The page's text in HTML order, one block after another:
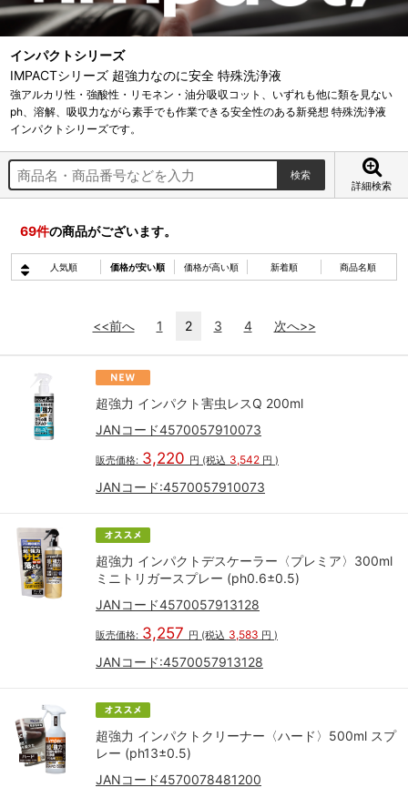
インパクトシリーズ
IMPACTシリーズ 超強力なのに安全 特殊洗浄液
強アルカリ性・強酸性・リモネン・油分吸収コット、いずれも他に類を見ない
ph、溶解、吸収力ながら素手でも作業できる安全性のある新発想 特殊洗浄液
インパクトシリーズです。
詳細検索
69件の商品がございます。
人気順 価格が安い順 価格が高い順 新着順 商品名順
<<前へ 1 2 3 4 次へ>>
超強力 インパクト害虫レスQ 200ml
JANコード4570057910073
販売価格: 3,220 円 (税込 3,542 円 )
JANコード:4570057910073
超強力 インパクトデスケーラー〈プレミア〉300ml
ミニトリガースプレー (ph0.6±0.5)
JANコード4570057913128
販売価格: 3,257 円 (税込 3,583 円 )
JANコード:4570057913128
超強力 インパクトクリーナー〈ハード〉500ml スプ
レー (ph13±0.5)
JANコード4570078481200